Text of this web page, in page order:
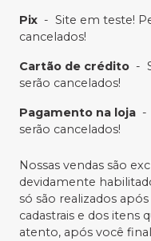
Pix - Site em teste!
cancelados!
Cartão de crédito -
serão cancelados!
Pagamento na loja -
serão cancelados!
Nossas vendas são
devidamente
só são realizados
cadastrais e dos itens
atento, após você